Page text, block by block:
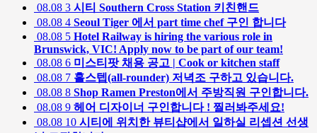
08.08 3 시티 Southern Cross Station 키친핸드
08.08 4 Seoul Tiger 에서 part time chef 구인 합니다
08.08 5 Hotel Railway is hiring the various role in
Brunswick, VIC! Apply now to be part of our team!
08.08 6 미스티팟 채용 공고 | Cook or kitchen staff
08.08 7 홀스텝(all-rounder) 저녁조 구하고 있습니다.
08.08 8 Shop Ramen Preston에서 주방직원 구인합니다.
08.08 9 헤어 디자이너 구인합니다 ! 찔러봐주세요!
08.08 10 시티에 위치한 뷰티샵에서 일하실 리셉션 선생